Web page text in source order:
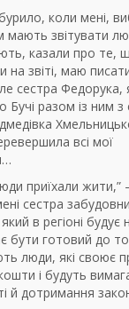
коли мені,
мають звітувати
казали про те,
на звіті, маю
сестра Федорука,
Бучі разом із ним з
всі мої
приїхали жити,”
сестра
в регіоні будує
бути готовий до
люди, які своює
і будуть
й дотримання